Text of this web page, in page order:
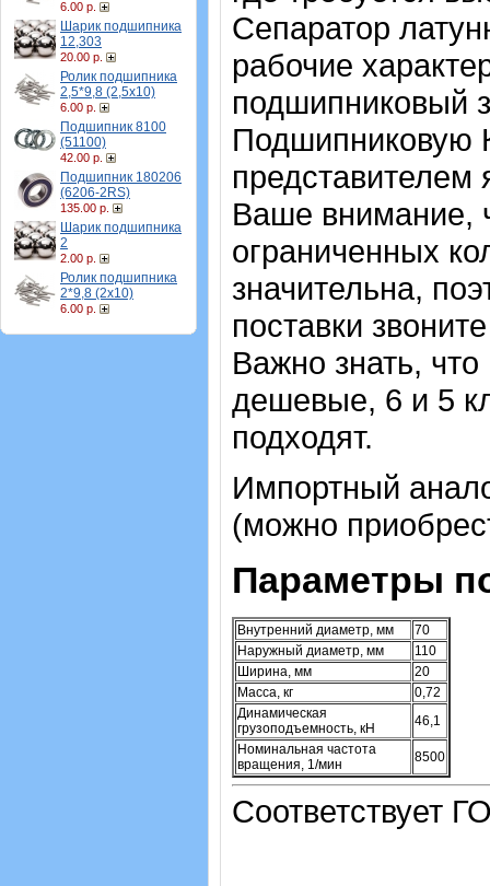
6.00 р.
Шарик подшипника
12,303
20.00 р.
Ролик подшипника
2,5*9,8 (2,5х10)
6.00 р.
Подшипник 8100
(51100)
42.00 р.
Подшипник 180206
(6206-2RS)
135.00 р.
Шарик подшипника
2
2.00 р.
Ролик подшипника
2*9,8 (2х10)
6.00 р.
Сепаратор
рабочие
подшипниковый
Подшипниковую
Ваше внимание,
ограниченных
значительна,
поставки
Важно знать,
дешевые, 6 и 5
подходят.
Импортный
(можно
Параметры
Внутренний диаметр, мм
70
Наружный диаметр, мм
110
Ширина, мм
20
Масса, кг
0,72
Динамическая
грузоподъемность, кН
46,1
Номинальная частота
вращения, 1/мин
8500
Соответствует